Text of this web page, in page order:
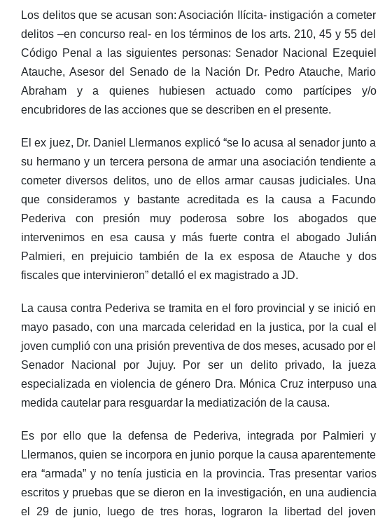
Los delitos que se acusan son: Asociación Ilícita- instigación a cometer
delitos –en concurso real- en los términos de los arts. 210, 45 y 55 del
Código Penal a las siguientes personas: Senador Nacional Ezequiel
Atauche, Asesor del Senado de la Nación Dr. Pedro Atauche, Mario
Abraham y a quienes hubiesen actuado como partícipes y/o
encubridores de las acciones que se describen en el presente.
El ex juez, Dr. Daniel Llermanos explicó “se lo acusa al senador junto a
su hermano y un tercera persona de armar una asociación tendiente a
cometer diversos delitos, uno de ellos armar causas judiciales. Una
que consideramos y bastante acreditada es la causa a Facundo
Pederiva con presión muy poderosa sobre los abogados que
intervenimos en esa causa y más fuerte contra el abogado Julián
Palmieri, en prejuicio también de la ex esposa de Atauche y dos
fiscales que intervinieron” detalló el ex magistrado a JD.
La causa contra Pederiva se tramita en el foro provincial y se inició en
mayo pasado, con una marcada celeridad en la justica, por la cual el
joven cumplió con una prisión preventiva de dos meses, acusado por el
Senador Nacional por Jujuy. Por ser un delito privado, la jueza
especializada en violencia de género Dra. Mónica Cruz interpuso una
medida cautelar para resguardar la mediatización de la causa.
Es por ello que la defensa de Pederiva, integrada por Palmieri y
Llermanos, quien se incorpora en junio porque la causa aparentemente
era “armada” y no tenía justicia en la provincia. Tras presentar varios
escritos y pruebas que se dieron en la investigación, en una audiencia
el 29 de junio, luego de tres horas, lograron la libertad del joven